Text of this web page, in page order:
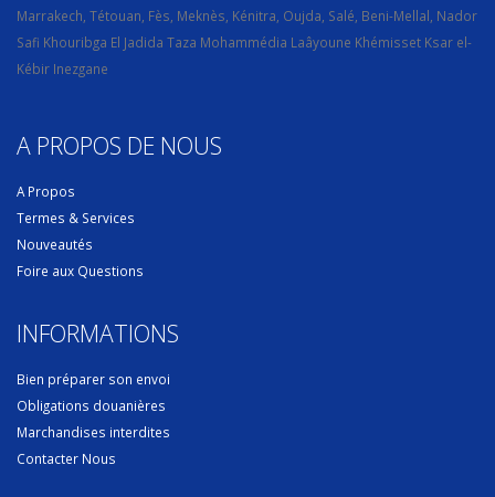
Marrakech, Tétouan, Fès, Meknès, Kénitra, Oujda, Salé, Beni-Mellal, Nador
Safi Khouribga El Jadida Taza Mohammédia Laâyoune Khémisset Ksar el-
Kébir Inezgane
A PROPOS DE NOUS
A Propos
Termes & Services
Nouveautés
Foire aux Questions
INFORMATIONS
Bien préparer son envoi
Obligations douanières
Marchandises interdites
Contacter Nous